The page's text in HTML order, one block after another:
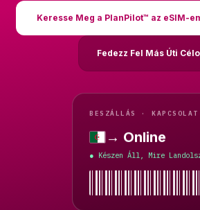
Keresse Meg a PlanPilot™ az eSIM-
Fedezz Fel Más Úti
BESZÁLLÁS · KAPCSOLAT
Algéria
→ Online
● Készen Áll, Mire